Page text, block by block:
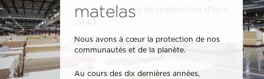
nos installations de production d’ici à
2040.
matelas
Nous avons à cœur la protection de nos
communautés et de la planète.
Au cours des dix dernières années,